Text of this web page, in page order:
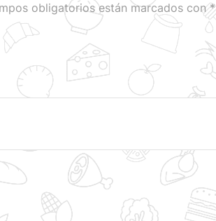
obligatorios están marcados con*